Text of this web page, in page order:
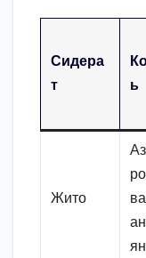
Сидера
т
ь
Жито
ян